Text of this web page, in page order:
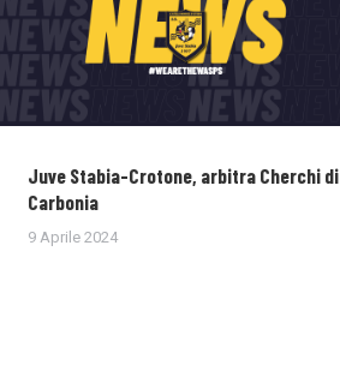
Juve Stabia-Crotone, arbitra Cherchi di
Carbonia
9 Aprile 2024